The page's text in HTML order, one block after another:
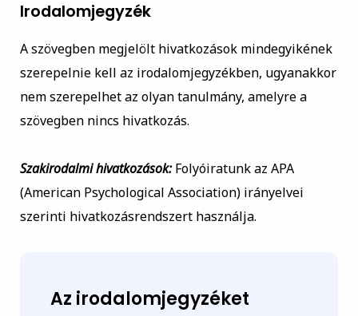
Irodalomjegyzék
A szövegben megjelölt hivatkozások mindegyikének
szerepelnie kell az irodalomjegyzékben, ugyanakkor
nem szerepelhet az olyan tanulmány, amelyre a
szövegben nincs hivatkozás.
Szakirodalmi hivatkozások: Folyóiratunk az APA
(American Psychological Association) irányelvei
szerinti hivatkozásrendszert használja.
Az irodalomjegyzéket